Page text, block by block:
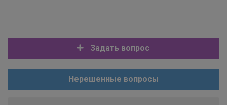
Задать вопрос
Нерешенные вопросы